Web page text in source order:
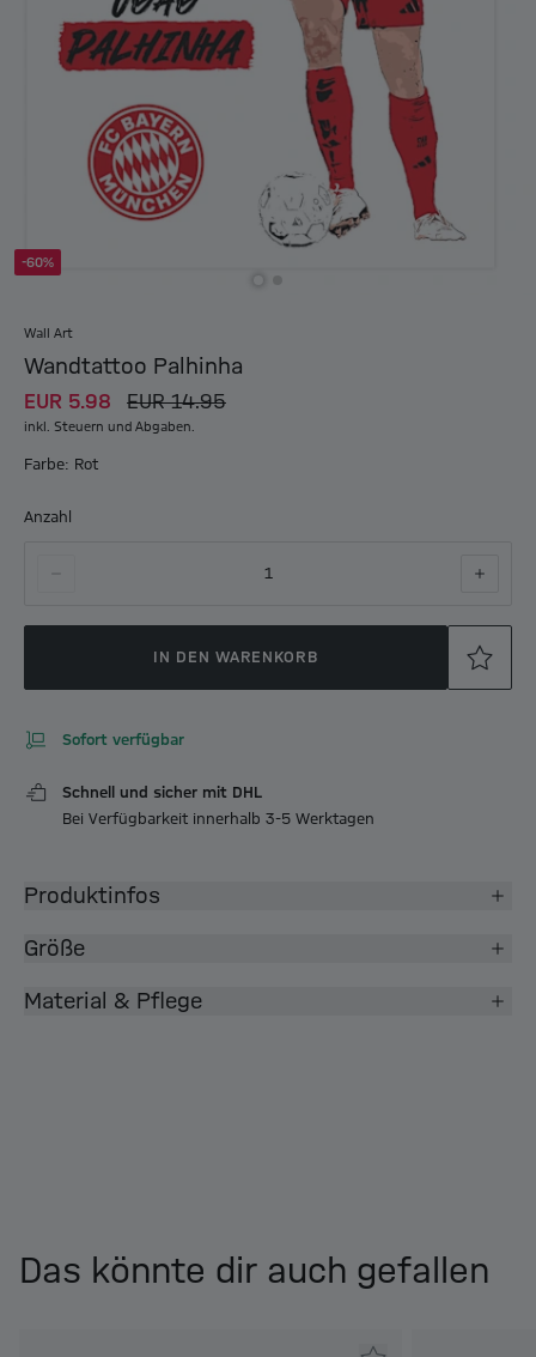
-60%
Wall Art
Wandtattoo Palhinha
EUR 5.98 EUR 14.95
inkl. Steuern und Abgaben.
Farbe: Rot
Anzahl
1
IN DEN WARENKORB
Sofort verfügbar
Schnell und sicher mit DHL
Bei Verfügbarkeit innerhalb 3-5 Werktagen
Produktinfos
Größe
Material & Pflege
Das könnte dir auch gefallen